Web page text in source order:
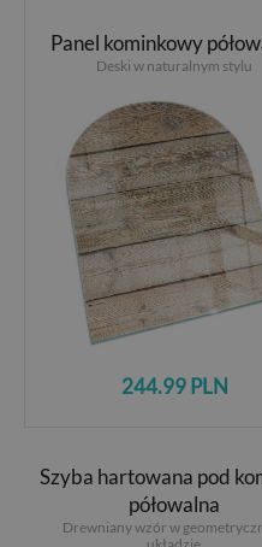
Panel kominkowy
Deski w naturalnym stylu
244.99 PLN
Szyba hartowana pod
półowalna
Drewniany wzór w